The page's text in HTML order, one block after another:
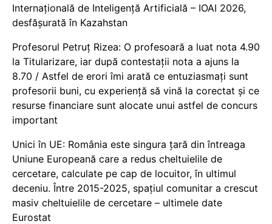
Internațională de Inteligență Artificială – IOAI 2026,
desfășurată în Kazahstan
Profesorul Petruț Rizea: O profesoară a luat nota 4.90
la Titularizare, iar după contestații nota a ajuns la
8.70 / Astfel de erori îmi arată ce entuziasmați sunt
profesorii buni, cu experiență să vină la corectat și ce
resurse financiare sunt alocate unui astfel de concurs
important
Unici în UE: România este singura țară din întreaga
Uniune Europeană care a redus cheltuielile de
cercetare, calculate pe cap de locuitor, în ultimul
deceniu. Între 2015-2025, spațiul comunitar a crescut
masiv cheltuielile de cercetare – ultimele date
Eurostat